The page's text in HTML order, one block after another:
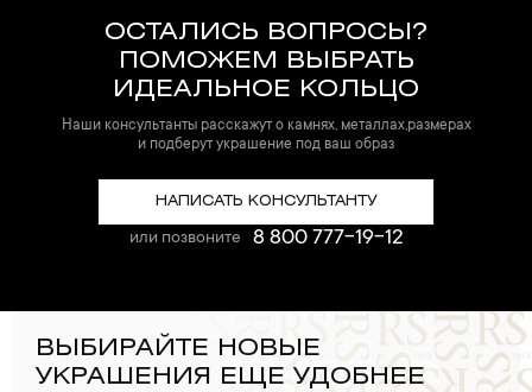
ОСТАЛИСЬ ВОПРОСЫ?
ПОМОЖЕМ ВЫБРАТЬ
ИДЕАЛЬНОЕ КОЛЬЦО
Наши консультанты расскажут о камнях, металлах,размерах
и подберут украшение под ваш образ
НАПИСАТЬ КОНСУЛЬТАНТУ
или позвоните 8 800 777-19-12
ВЫБИРАЙТЕ НОВЫЕ
УКРАШЕНИЯ ЕЩЕ УДОБНЕЕ